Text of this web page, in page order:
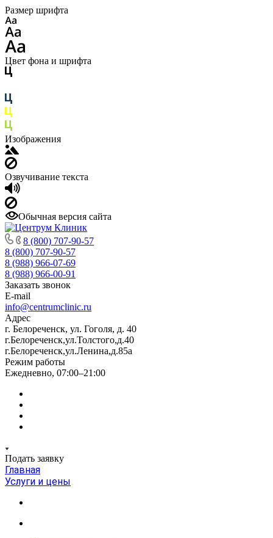
Размер шрифта
Цвет фона и шрифта
Изображения
Озвучивание текста
Обычная версия сайта
8 (800) 707-90-57
8 (800) 707-90-57
8 (988) 966-07-69
8 (988) 966-00-91
Заказать звонок
E-mail
info@centrumclinic.ru
Адрес
г. Белореченск, ул. Гоголя, д. 40
г.Белореченск,ул.Толстого,д.40
г.Белореченск,ул.Ленина,д.85а
Режим работы
Ежедневно, 07:00–21:00
Подать заявку
Главная
Услуги и цены